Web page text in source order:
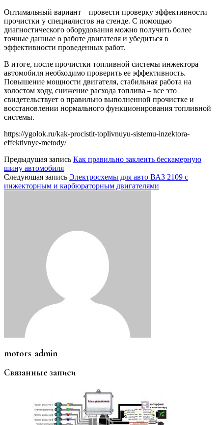
Оптимальный вариант – провести проверку эффективности
прочистки у специалистов на стенде. С помощью
диагностического оборудования можно получить более
точные данные о работе двигателя и убедиться в
эффективности проведенных работ.
В итоге, после прочистки топливной системы инжектора
автомобиля необходимо проверить ее эффективность.
Повышение мощности двигателя, стабильная работа на
холостом ходу, снижение расхода топлива – все это
свидетельствует о правильно выполненной прочистке и
восстановлении нормального функционирования топливной
системы.
https://ygolok.ru/kak-procistit-toplivnuyu-sistemu-inzektora-
effektivnye-metody/
Предыдущая запись Как правильно заклеить бескамерную
шину автомобиля
Следующая запись Электросхемы для авто ВАЗ 2109 с
инжекторным и карбюраторным двигателями
motors_admin
Связанные записи